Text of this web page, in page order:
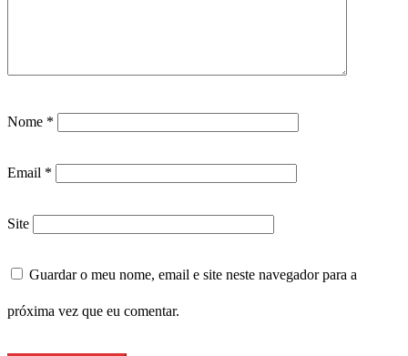
Nome *
Email *
Site
Guardar o meu nome, email e site neste navegador para a
próxima vez que eu comentar.